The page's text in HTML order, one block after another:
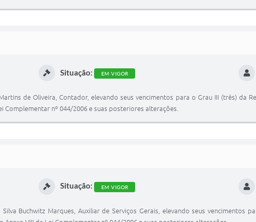
Situação: EM VIGOR
de Oliveira, Contador, elevando seus vencimentos para o Grau III (três) da
Complementar nº 044/2006 e suas posteriores alterações.
Situação: EM VIGOR
Buchwitz Marques, Auxiliar de Serviços Gerais, elevando seus vencimentos